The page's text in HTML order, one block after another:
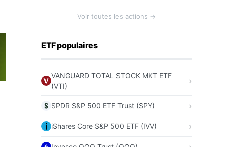
Voir toutes les actions →
ETF populaires
VANGUARD TOTAL STOCK MKT ETF
(VTI)
SPDR S&P 500 ETF Trust (SPY)
iShares Core S&P 500 ETF (IVV)